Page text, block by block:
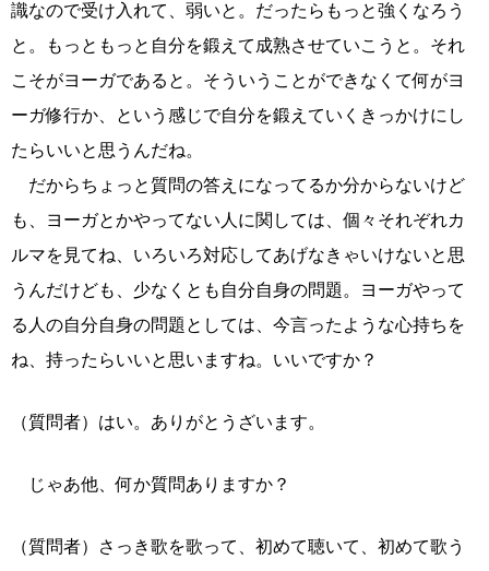
識なので受け入れて、弱いと。だったらもっと強くなろう
と。もっともっと自分を鍛えて成熟させていこうと。それ
こそがヨーガであると。そういうことができなくて何がヨ
ーガ修行か、という感じで自分を鍛えていくきっかけにし
たらいいと思うんだね。
だからちょっと質問の答えになってるか分からないけど
も、ヨーガとかやってない人に関しては、個々それぞれカ
ルマを見てね、いろいろ対応してあげなきゃいけないと思
うんだけども、少なくとも自分自身の問題。ヨーガやって
る人の自分自身の問題としては、今言ったような心持ちを
ね、持ったらいいと思いますね。いいですか？
（質問者）はい。ありがとうざいます。
じゃあ他、何か質問ありますか？
（質問者）さっき歌を歌って、初めて聴いて、初めて歌う